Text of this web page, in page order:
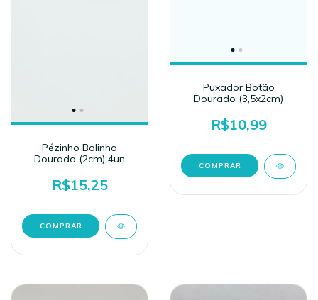
Pézinho Bolinha
Dourado (2cm) 4un
R$15,25
Puxador Botão
Dourado (3,5x2cm)
R$10,99